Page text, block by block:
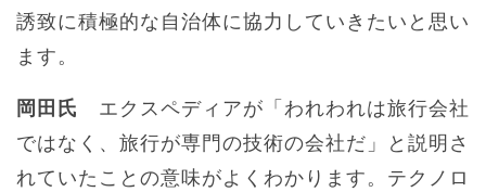
誘致に積極的な自治体に協力していきたいと思い
ます。
岡田氏
エクスペディアが「われわれは旅行会社
ではなく、旅行が専門の技術の会社だ」と説明さ
れていたことの意味がよくわかります。テクノロ